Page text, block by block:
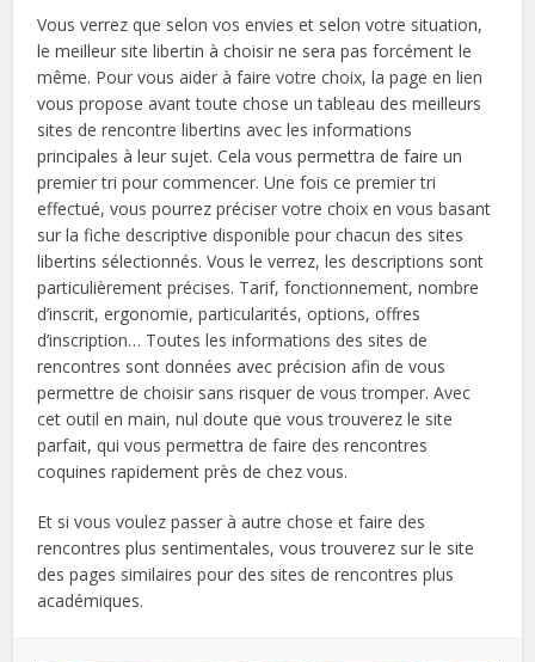
Vous verrez que selon vos envies et selon votre situation,
le meilleur site libertin à choisir ne sera pas forcément le
même. Pour vous aider à faire votre choix, la page en lien
vous propose avant toute chose un tableau des meilleurs
sites de rencontre libertins avec les informations
principales à leur sujet. Cela vous permettra de faire un
premier tri pour commencer. Une fois ce premier tri
effectué, vous pourrez préciser votre choix en vous basant
sur la fiche descriptive disponible pour chacun des sites
libertins sélectionnés. Vous le verrez, les descriptions sont
particulièrement précises. Tarif, fonctionnement, nombre
d’inscrit, ergonomie, particularités, options, offres
d’inscription… Toutes les informations des sites de
rencontres sont données avec précision afin de vous
permettre de choisir sans risquer de vous tromper. Avec
cet outil en main, nul doute que vous trouverez le site
parfait, qui vous permettra de faire des rencontres
coquines rapidement près de chez vous.
Et si vous voulez passer à autre chose et faire des
rencontres plus sentimentales, vous trouverez sur le site
des pages similaires pour des sites de rencontres plus
académiques.